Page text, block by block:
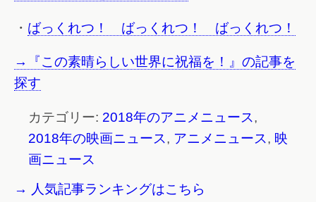
・ ばっくれつ！ ばっくれつ！ ばっくれつ！
→『この素晴らしい世界に祝福を！』の記事を
探す
カテゴリー: 2018年のアニメニュース,
2018年の映画ニュース, アニメニュース, 映
画ニュース
→ 人気記事ランキングはこちら